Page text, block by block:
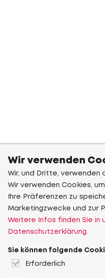
Wir verwenden
Wir, und Dritte, verwenden
Wir verwenden Cookies,
Ihre Präferenzen zu
Marketingzwecke und zur
Weitere Infos finden Sie in
Datenschutzerklärung.
Sie können folgende
Erforderlich